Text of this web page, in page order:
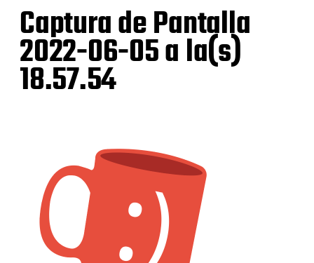
Captura de Pantalla
2022-06-05 a la(s)
18.57.54